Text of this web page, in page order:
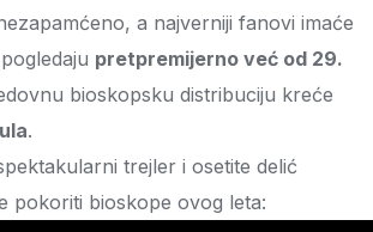
a najverniji fanovi imaće
pretpremijerno već od 29.
bioskopsku distribuciju kreće
.
trejler i osetite delić
pokoriti bioskope ovog leta: